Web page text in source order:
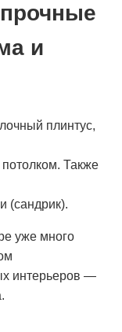
и
плинтус,
Также
(сандрик).
уже много
интерьеров —